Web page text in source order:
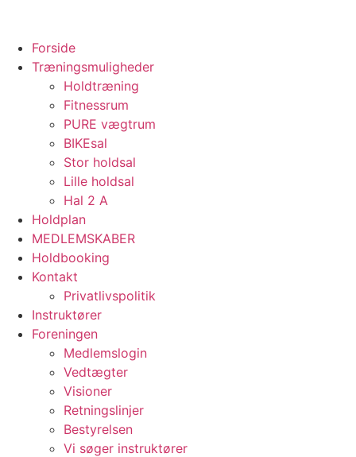
contentForside
Træningsmuligheder
Holdtræning
Fitnessrum
PURE vægtrum
BIKEsal
Stor holdsal
Lille holdsal
Hal 2 A
Holdplan
MEDLEMSKABER
Holdbooking
Kontakt
Privatlivspolitik
Instruktører
Foreningen
Medlemslogin
Vedtægter
Visioner
Retningslinjer
Bestyrelsen
Vi søger instruktører